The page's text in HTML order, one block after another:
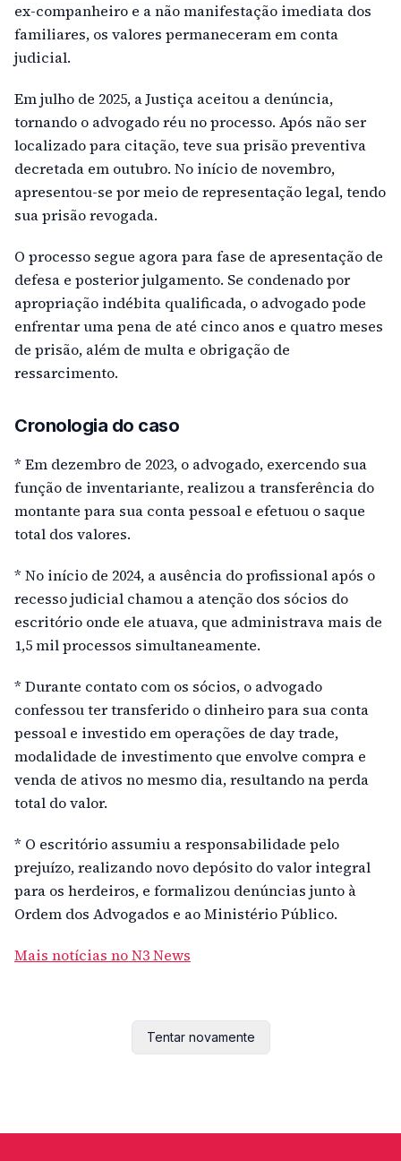
ex-companheiro e a não manifestação imediata dos
familiares, os valores permaneceram em conta
judicial.
Em julho de 2025, a Justiça aceitou a denúncia,
tornando o advogado réu no processo. Após não ser
localizado para citação, teve sua prisão preventiva
decretada em outubro. No início de novembro,
apresentou-se por meio de representação legal, tendo
sua prisão revogada.
O processo segue agora para fase de apresentação de
defesa e posterior julgamento. Se condenado por
apropriação indébita qualificada, o advogado pode
enfrentar uma pena de até cinco anos e quatro meses
de prisão, além de multa e obrigação de
ressarcimento.
Cronologia do caso
* Em dezembro de 2023, o advogado, exercendo sua
função de inventariante, realizou a transferência do
montante para sua conta pessoal e efetuou o saque
total dos valores.
* No início de 2024, a ausência do profissional após o
recesso judicial chamou a atenção dos sócios do
escritório onde ele atuava, que administrava mais de
1,5 mil processos simultaneamente.
* Durante contato com os sócios, o advogado
confessou ter transferido o dinheiro para sua conta
pessoal e investido em operações de day trade,
modalidade de investimento que envolve compra e
venda de ativos no mesmo dia, resultando na perda
total do valor.
* O escritório assumiu a responsabilidade pelo
prejuízo, realizando novo depósito do valor integral
para os herdeiros, e formalizou denúncias junto à
Ordem dos Advogados e ao Ministério Público.
Mais notícias no N3 News
Tentar novamente